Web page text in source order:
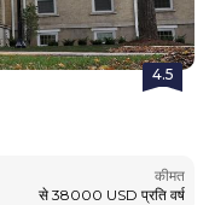
4.5
कीमत
से 38000 USD प्रति वर्ष